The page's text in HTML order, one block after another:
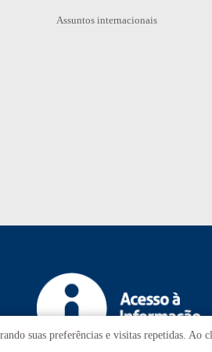
Assuntos internacionais
suas preferências e visitas repetidas. Ao